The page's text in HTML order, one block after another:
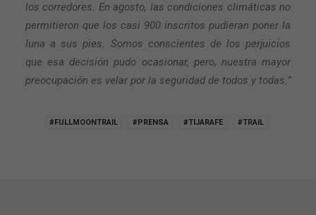
los corredores. En agosto, las condiciones climáticas no
permitieron que los casi 900 inscritos pudieran poner la
luna a sus pies. Somos conscientes de los perjuicios
que esa decisión pudo ocasionar, pero, nuestra mayor
preocupación es velar por la seguridad de todos y todas.”
#FULLMOONTRAIL #PRENSA #TIJARAFE #TRAIL